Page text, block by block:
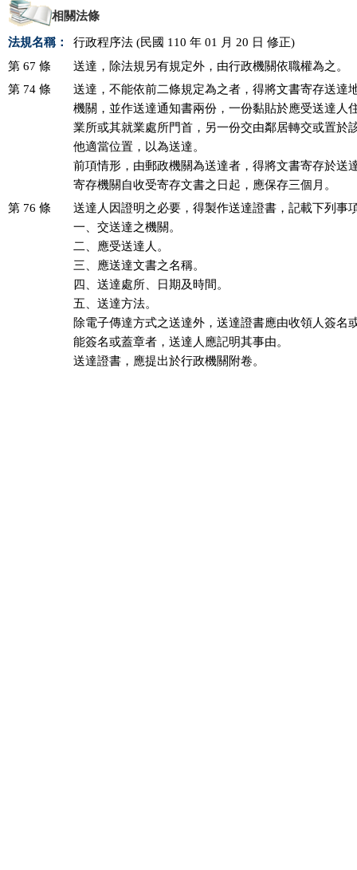
相關法條
法規名稱：
行政程序法 (民國 110 年 01 月 20 日 修正)
第 67 條
送達，除法規另有規定外，由行政機關依職權為之。
第 74 條
送達，不能依前二條規定為之者，得將文書寄存送達
機關，並作送達通知書兩份，一份黏貼於應受送達人
業所或其就業處所門首，另一份交由鄰居轉交或置於
他適當位置，以為送達。
前項情形，由郵政機關為送達者，得將文書寄存於送
寄存機關自收受寄存文書之日起，應保存三個月。
第 76 條
送達人因證明之必要，得製作送達證書，記載下列事
一、交送達之機關。
二、應受送達人。
三、應送達文書之名稱。
四、送達處所、日期及時間。
五、送達方法。
除電子傳達方式之送達外，送達證書應由收領人簽名
能簽名或蓋章者，送達人應記明其事由。
送達證書，應提出於行政機關附卷。